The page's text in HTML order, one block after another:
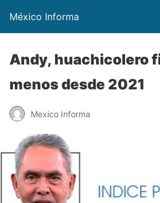
México Informa
Andy, huachicolero
menos desde 2021
Mexico Informa